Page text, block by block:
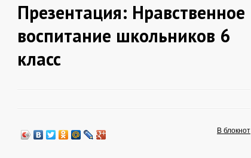
Презентация: Нравственное
воспитание школьников 6
класс
В блокнот